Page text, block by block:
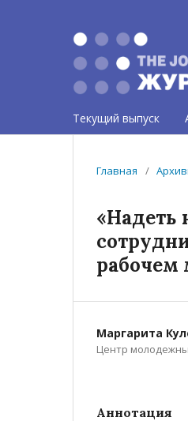
Текущий выпуск
Главная /
«Надеть
рабочем
Маргарита
Центр
Аннотация